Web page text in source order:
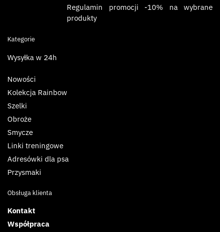
Regulamin promocji -10% na wybrane
produkty
Kategorie
Wysyłka w 24h
Nowości
Kolekcja Rainbow
Szelki
Obroże
Smycze
Linki treningowe
Adresówki dla psa
Przysmaki
Obsługa klienta
Kontakt
Współpraca